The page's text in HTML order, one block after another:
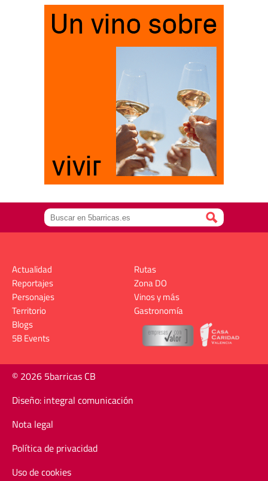
Actualidad
Reportajes
Personajes
Territorio
Rutas
Zona DO
Vinos y más
Gastronomía
Blogs
5B Events
© 2026 5barricas CB
Diseño: integral comunicación
Nota legal
Política de privacidad
Uso de cookies